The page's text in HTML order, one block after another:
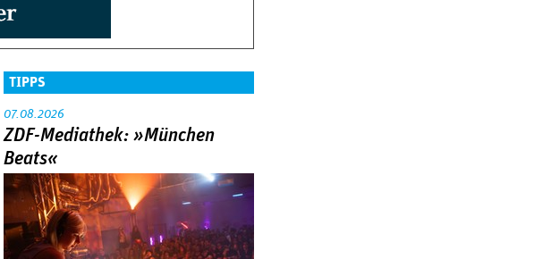
TIPPS
07.08.2026
ZDF-Mediathek: »München
Beats«